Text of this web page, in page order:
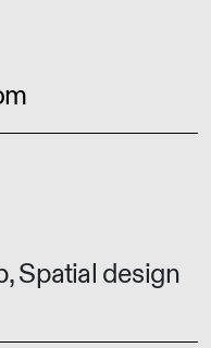
Spatial design